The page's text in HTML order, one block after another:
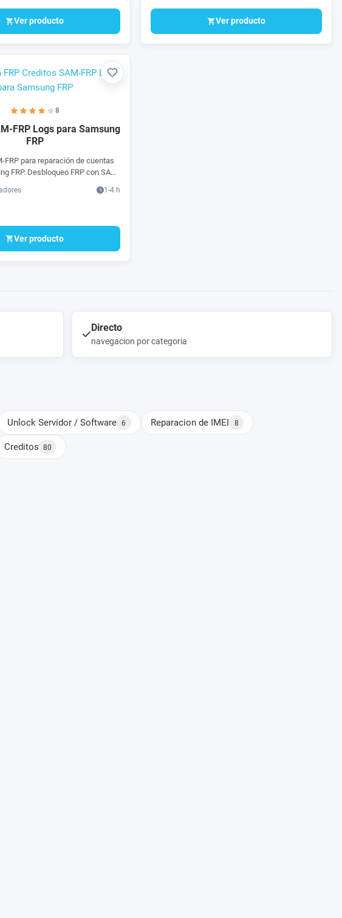
del mundo, 100% rápido y seguro.
en linea con Tarjeta, Mercado
en efectivo en OXXO, Banamex,
Ver producto Ver producto
Favorito
8
FRP Logs para Samsung
FRP
FRP para reparación de cuentas
FRP. Desbloqueo FRP con SAM-
1-4 h
Ver producto
Directo
navegacion por categoria
Unlock Servidor / Software 6 Reparacion de IMEI 8
Creditos 80